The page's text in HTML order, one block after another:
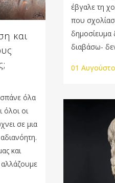
έβγαλε τη
που
δημοσίευμα
διαβάσω-
01
και
σπάνε όλα
όλοι οι
σε μια
και